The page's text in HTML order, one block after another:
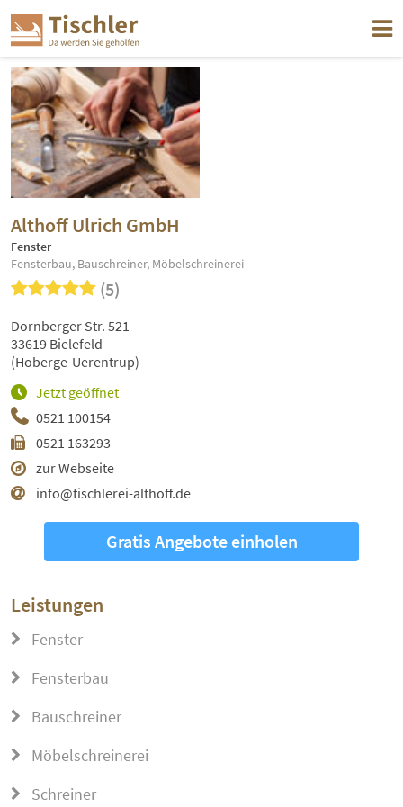
Althoff Ulrich GmbH
Fenster
Fensterbau, Bauschreiner, Möbelschreinerei
(5)
0521 100154
0521 163293
zur Webseite
info@tischlerei-althoff.de
Jetzt geöffnet
Dornberger Str. 521
33619 Bielefeld
(Hoberge-Uerentrup)
Gratis Angebote einholen
Leistungen
Fenster
Fensterbau
Bauschreiner
Möbelschreinerei
Schreiner